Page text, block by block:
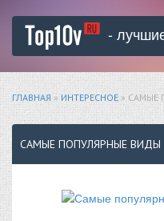
-
ГЛАВНАЯ »ИНТЕРЕСНОЕ» САМЫЕ
САМЫЕ ПОПУЛЯРНЫЕ ВИДЫ